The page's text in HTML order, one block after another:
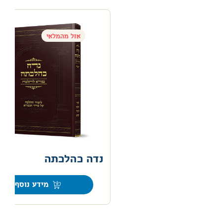
אזל מהמלאי
נדה כהלכתה
מידע נוסף